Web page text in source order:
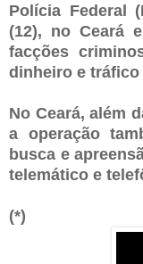
Polícia Federal
(12), no Ceará
facções
dinheiro e tráfico
No Ceará, além
a operação
busca e
telemático e
(*)